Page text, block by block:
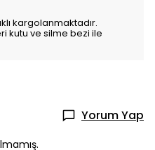
kargolanmaktadır.
kutu ve silme bezi ile
Yorum Yap